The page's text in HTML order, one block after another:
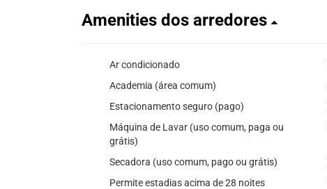
Amenities dos arredores
Ar condicionado
Academia (área comum)
Estacionamento seguro (pago)
Máquina de Lavar (uso comum, paga ou
grátis)
Secadora (uso comum, pago ou grátis)
Permite estadias acima de 28 noites